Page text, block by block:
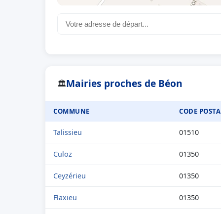
🏛Mairies proches de Béon
COMMUNE CODE
Talissieu 01510
Culoz 01350
Ceyzérieu 01350
Flaxieu 01350